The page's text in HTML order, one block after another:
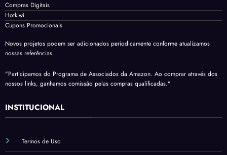
Compras Digitais
Hotkiwi
Cupons Promocionais
Novos projetos podem ser adicionados periodicamente conforme atualizamos
nossas referências.
"Participamos do Programa de Associados da Amazon. Ao comprar através dos
nossos links, ganhamos comissão pelas compras qualificadas."
INSTITUCIONAL
Termos de Uso